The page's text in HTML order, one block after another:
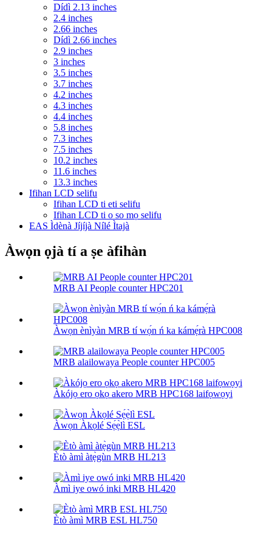
Dídì 2.13 inches
2.4 inches
2.66 inches
Dídì 2.66 inches
2.9 inches
3 inches
3.5 inches
3.7 inches
4.2 inches
4.3 inches
4.4 inches
5.8 inches
7.3 inches
7.5 inches
10.2 inches
11.6 inches
13.3 inches
Ifihan LCD selifu
Ifihan LCD ti eti selifu
Ifihan LCD ti o so mọ selifu
EAS Ìdènà Jíjíjà Nílé Ìtajà
Àwọn ọjà tí a ṣe àfihàn
MRB AI People counter HPC201
Àwọn ènìyàn MRB tí wọ́n ń ka kámẹ́rà HPC008
MRB alailowaya People counter HPC005
Àkójọ ero ọkọ akero MRB HPC168 laifọwọyi
Àwọn Àkọlé Sẹ́ẹ̀lì ESL
Ètò àmì àtẹ̀gùn MRB HL213
Àmì iye owó inki MRB HL420
Ètò àmì MRB ESL HL750